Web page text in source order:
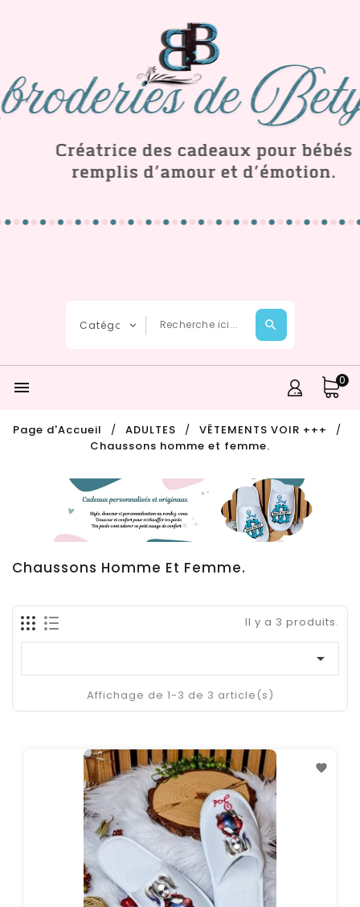
 0
Page d'Accueil ADULTES
VÊTEMENTS VOIR +++
Chaussons homme et femme.
Chaussons Homme Et Femme.
Il y a 3 produits.

Affichage de 1-3 de 3 article(s)